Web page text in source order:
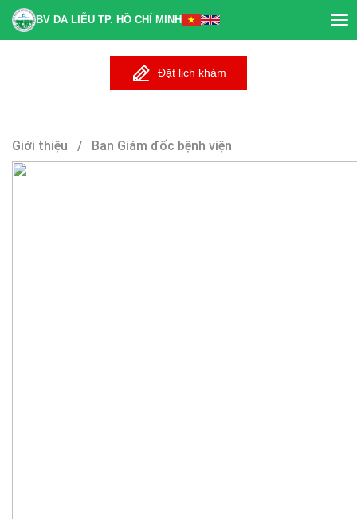
BV DA LIỄU TP. HỒ CHÍ MINH
Đặt lịch khám
Giới thiệu / Ban Giám đốc bệnh viện